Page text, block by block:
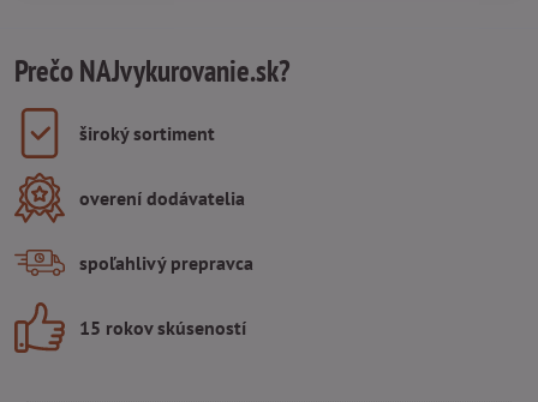
Prečo NAJvykurovanie.sk?
široký sortiment
overení dodávatelia
spoľahlivý prepravca
15 rokov skúseností